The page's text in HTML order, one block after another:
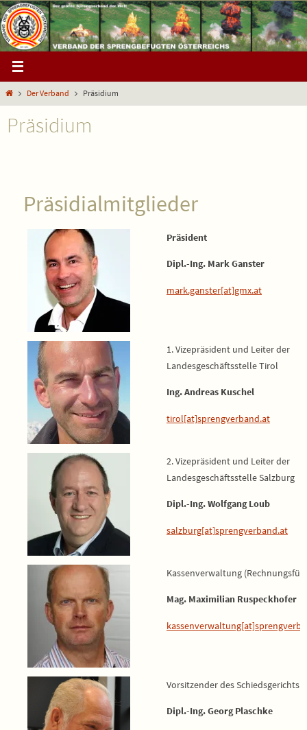
Zum
Inhalt
springen
StartDer Verband Präsidium
Präsidium
Präsidialmitglieder
Präsident
Dipl.-Ing. Mark Ganster
mark.ganster[at]gmx.at
1. Vizepräsident und Leiter der
Landesgeschäftsstelle Tirol
Ing. Andreas Kuschel
tirol[at]sprengverband.at
2. Vizepräsident und Leiter der
Landesgeschäftsstelle Salzburg
Dipl.-Ing. Wolfgang Loub
salzburg[at]sprengverband.at
Kassenverwaltung
Mag. Maximilian Ruspeckhofer
Vorsitzender des Schiedsgerichts
Dipl.-Ing. Georg Plaschke